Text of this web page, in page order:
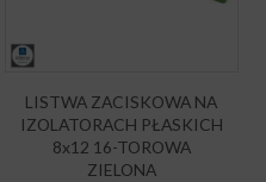
LISTWA ZACISKOWA NA
IZOLATORACH PŁASKICH
8x12 16-TOROWA
ZIELONA